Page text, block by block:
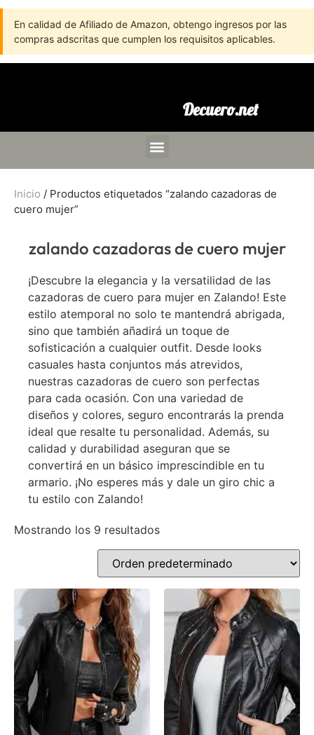
En calidad de Afiliado de Amazon, obtengo ingresos por las
compras adscritas que cumplen los requisitos aplicables.
Decuero.net
Inicio / Productos etiquetados “zalando cazadoras de
cuero mujer”
zalando cazadoras de cuero mujer
¡Descubre la elegancia y la versatilidad de las
cazadoras de cuero para mujer en Zalando! Este
estilo atemporal no solo te mantendrá abrigada,
sino que también añadirá un toque de
sofisticación a cualquier outfit. Desde looks
casuales hasta conjuntos más atrevidos,
nuestras cazadoras de cuero son perfectas
para cada ocasión. Con una variedad de
diseños y colores, seguro encontrarás la prenda
ideal que resalte tu personalidad. Además, su
calidad y durabilidad aseguran que se
convertirá en un básico imprescindible en tu
armario. ¡No esperes más y dale un giro chic a
tu estilo con Zalando!
Mostrando los 9 resultados